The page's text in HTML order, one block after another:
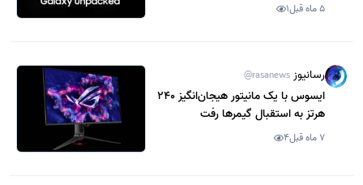
5 ماه قبل 1
رسانیوز @rasanews
ایسوس با یک مانیتور هیجان‌انگیز 240
هرتز به استقبال گیمرها رفت
7 ماه قبل 4